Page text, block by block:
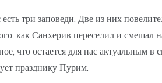
три заповеди. Две из них
как Санхерив переселил и
что остается для нас актуальным
празднику Пурим.